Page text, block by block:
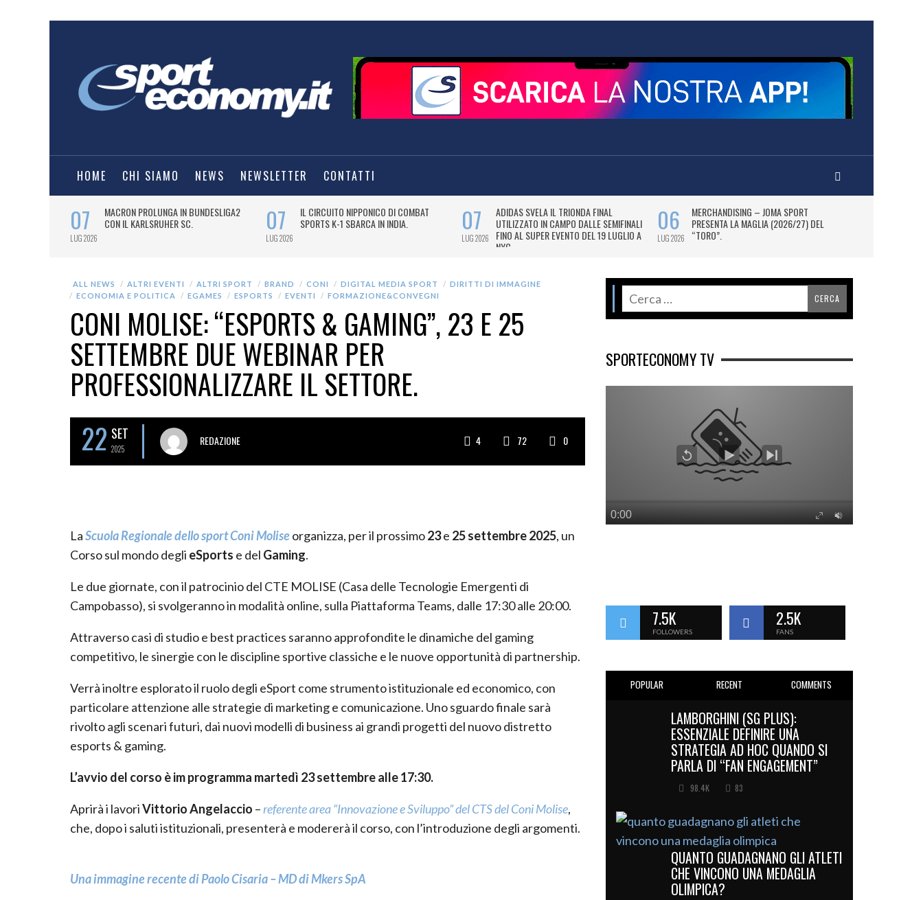
HOME CHI SIAMO NEWS NEWSLETTER CONTATTI
ALL NEWS ALTRI EVENTI ALTRI SPORT BRAND CONI DIGITAL MEDIA SPORT
DIRITTI DI IMMAGINE
ECONOMIA E POLITICA
EGAMES ESPORTS EVENTI FORMAZIONE&CONVEGNI
CONI MOLISE: “ESPORTS & GAMING”, 23 E 25
SETTEMBRE DUE WEBINAR PER
PROFESSIONALIZZARE IL SETTORE.
22 SET
2025
REDAZIONE 4 72 0
LaScuola Regionale dello sport Coni Moliseorganizza, per il prossimo23e 25 settembre 2025, un
Corso sul mondo degli eSports e del Gaming.
Le due giornate, con il patrocinio del CTE MOLISE (Casa delle Tecnologie Emergenti di
Campobasso), si svolgeranno in modalità online, sulla Piattaforma Teams, dalle 17:30 alle 20:00.
Attraverso casi di studio e best practices saranno approfondite le dinamiche del gaming
competitivo, le sinergie con le discipline sportive classiche e le nuove opportunità di partnership.
Verrà inoltre esplorato il ruolo degli eSport come strumento istituzionale ed economico, con
particolare attenzione alle strategie di marketing e comunicazione. Uno sguardo finale sarà
rivolto agli scenari futuri, dai nuovi modelli di business ai grandi progetti del nuovo distretto
esports & gaming.
L’avvio del corso è im programma martedì 23 settembre alle 17:30.
Aprirà i lavoriVittorio Angelaccio – referente area “Innovazione e Sviluppo” del CTS del Coni Molise,
che, dopo i saluti istituzionali, presenterà e modererà il corso, con l’introduzione degli argomenti.
Una immagine recente di PaoloCisaria – MD di Mkers SpA
SPORTECONOMY TV
7.5K
FOLLOWERS
2.5K
FANS
POPULAR RECENT COMMENTS
LAMBORGHINI (SG PLUS):
ESSENZIALE DEFINIRE UNA
STRATEGIA AD HOC QUANDO SI
PARLA DI “FAN ENGAGEMENT”
98.4K 83
QUANTO GUADAGNANO GLI ATLETI
CHE VINCONO UNA MEDAGLIA
OLIMPICA?